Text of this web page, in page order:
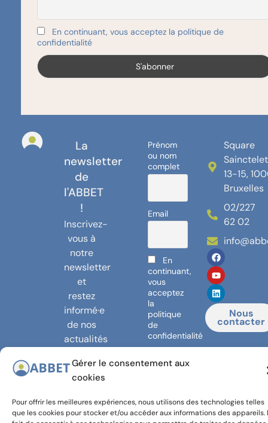
Gérer le consentement aux
cookies
Pour offrir les meilleures expériences, nous utilisons des technologies telles
que les cookies pour stocker et/ou accéder aux informations des appareils.
Ajouter au panier
La
newsletter
de
l'ABBET
!
Inscrivez-
vous à
notre
newsletter
et
restez
informé·e
de nos
actualités
Prénom
ou nom
complet
Email
En
continuant,
vous
acceptez
la
politique
de
confidentialité
Square
13-15,
Bruxelles
02/227
62 02
Nous
contacter
© 2024,
Avec le
En continuant, vous acceptez la politique de
confidentialité